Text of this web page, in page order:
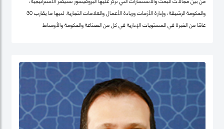
والحكومة الرشيقة، وإدارة الأزمات وريادة الأعمال والعلامات التجارية. لديها ما يقارب 30
عامًا من الخبرة في المستويات الإدارية في كل من الصناعة والحكومة والأوساط
أمضت قبل ذلك أكثر من عقد في جامعة ولونغونغ في دبي (الإمارات العربية المتحدة) ،
وهي واحدة من أوائل الجامعات الخاصة في الإمارات العربية المتحدة ، حيث تولت منصب
نائب العميد ومدير برنامج الماجستير في إدارة الأعمال. شاركت بنشاط في لجان الاعتماد
ولجان الاعتماد في كل من الإمارات العربية المتحدة وألمانيا، بالإضافة إلى مهامها في
التواصل مع المؤسسات. عاشت في الولايات المتحدة الأمريكية والهند وتايوان وألمانيا.
البروفيسور ستيفنز عضو في العديد من المجالس الاستشارية، وهي جزء من مجموعتي